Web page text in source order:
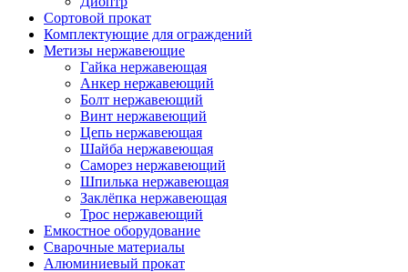
Сортовой прокат
Комплектующие для ограждений
Метизы нержавеющие
Гайка нержавеющая
Анкер нержавеющий
Болт нержавеющий
Винт нержавеющий
Цепь нержавеющая
Шайба нержавеющая
Саморез нержавеющий
Шпилька нержавеющая
Заклёпка нержавеющая
Трос нержавеющий
Емкостное оборудование
Сварочные материалы
Алюминиевый прокат